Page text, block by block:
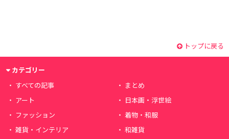
トップに戻る
カテゴリー
すべての記事
まとめ
アート
日本画・浮世絵
ファッション
着物・和服
雑貨・インテリア
和雑貨